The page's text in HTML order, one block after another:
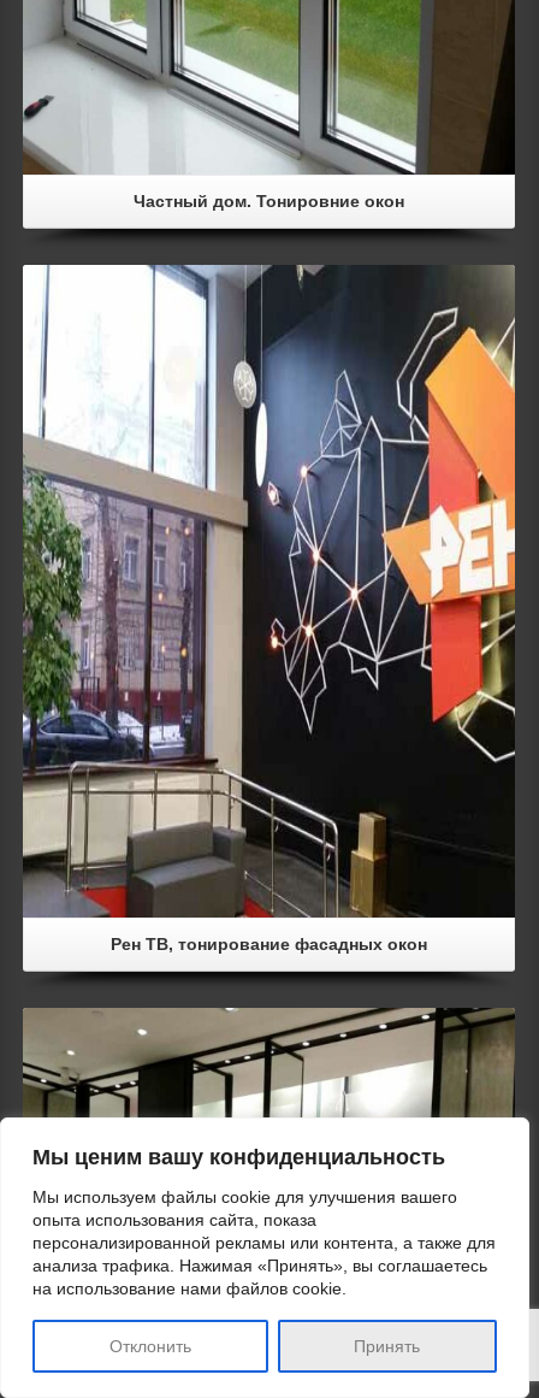
Мы ценим вашу конфиденциальность
Мы используем файлы cookie для улучшения вашего
опыта использования сайта, показа
персонализированной рекламы или контента, а также для
анализа трафика. Нажимая «Принять», вы соглашаетесь
на использование нами файлов cookie.
Отклонить Принять
Частный дом. Тонировние окон
Details
Рен ТВ, тонирование фасадных окон
Details